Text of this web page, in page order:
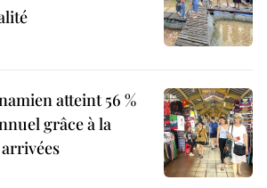
atteint 56 %
grâce à la